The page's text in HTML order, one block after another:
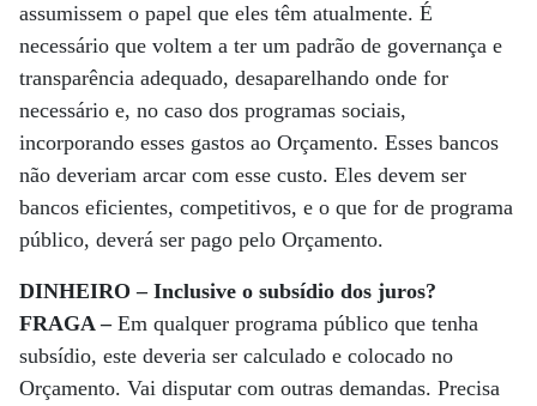
assumissem o papel que eles têm atualmente. É
necessário que voltem a ter um padrão de governança e
transparência adequado, desaparelhando onde for
necessário e, no caso dos programas sociais,
incorporando esses gastos ao Orçamento. Esses bancos
não deveriam arcar com esse custo. Eles devem ser
bancos eficientes, competitivos, e o que for de programa
público, deverá ser pago pelo Orçamento.
DINHEIRO – Inclusive o subsídio dos juros?
FRAGA – Em qualquer programa público que tenha
subsídio, este deveria ser calculado e colocado no
Orçamento. Vai disputar com outras demandas. Precisa